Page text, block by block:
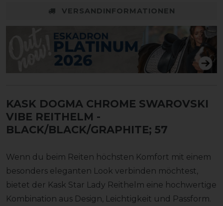
VERSANDINFORMATIONEN
KASK DOGMA CHROME SWAROVSKI
VIBE REITHELM -
BLACK/BLACK/GRAPHITE; 57
Wenn du beim Reiten höchsten Komfort mit einem
besonders eleganten Look verbinden möchtest,
bietet der Kask Star Lady Reithelm eine hochwertige
Kombination aus Design, Leichtigkeit und Passform.